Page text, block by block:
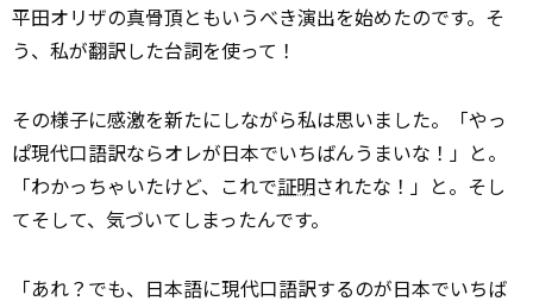
平田オリザの真骨頂ともいうべき演出を始めたのです。そ
う、私が翻訳した台詞を使って！
その様子に感激を新たにしながら私は思いました。「やっ
ぱ現代口語訳ならオレが日本でいちばんうまいな！」と。
「わかっちゃいたけど、これで証明されたな！」と。そし
てそして、気づいてしまったんです。
「あれ？でも、日本語に現代口語訳するのが日本でいちば